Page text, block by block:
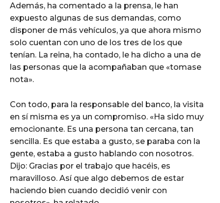
Además, ha comentado a la prensa, le han
expuesto algunas de sus demandas, como
disponer de más vehículos, ya que ahora mismo
solo cuentan con uno de los tres de los que
tenían. La reina, ha contado, le ha dicho a una de
las personas que la acompañaban que «tomase
nota».
Con todo, para la responsable del banco, la visita
en sí misma es ya un compromiso. «Ha sido muy
emocionante. Es una persona tan cercana, tan
sencilla. Es que estaba a gusto, se paraba con la
gente, estaba a gusto hablando con nosotros.
Dijo: Gracias por el trabajo que hacéis, es
maravilloso. Así que algo debemos de estar
haciendo bien cuando decidió venir con